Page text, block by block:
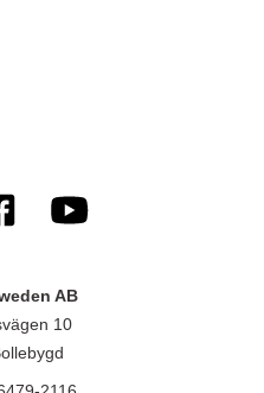
AB
10